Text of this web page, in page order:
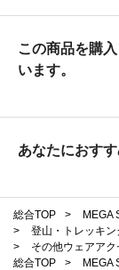
この商品を購
います。
あなたにおす
総合TOP > MEGA
>
登山・トレッキン
>
その他ウェアアク
総合TOP
> MEGA